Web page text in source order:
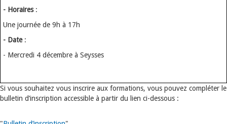
- Horaires:
Une journée de 9h à 17h
- Date:
- Mercredi 4 décembre à Seysses
Si vous souhaitez vous inscrire aux formations, vous pouvez compléter le
bulletin d’inscription accessible à partir du lien ci-dessous :